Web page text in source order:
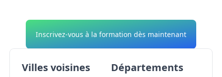
Inscrivez-vous à la formation dès maintenant
Villes voisines Départements